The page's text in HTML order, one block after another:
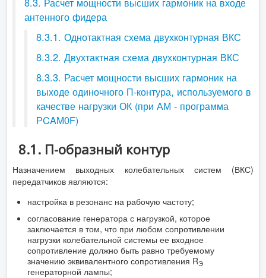
антенного фидера
8.3.1. Однотактная схема двухконтурная ВКС
8.3.2. Двухтактная схема двухконтурная ВКС
8.3.3. Расчет мощности высших гармоник на
выходе одиночного П-контура, используемого в
качестве нагрузки ОК (при АМ - программа
РCAМ0F)
8.1. П-образный контур
Назначением выходных колебательных систем (ВКС)
передатчиков являются:
настройка в резонанс на рабочую частоту;
согласование генератора с нагрузкой, которое
заключается в том, что при любом сопротивлении
нагрузки колебательной системы ее входное
сопротивление должно быть равно требуемому
значению эквивалентного сопротивления RЭ
генераторной лампы;